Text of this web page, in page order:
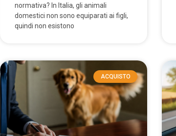
normativa? In Italia, gli animali
domestici non sono equiparati ai figli,
quindi non esistono
ACQUISTO